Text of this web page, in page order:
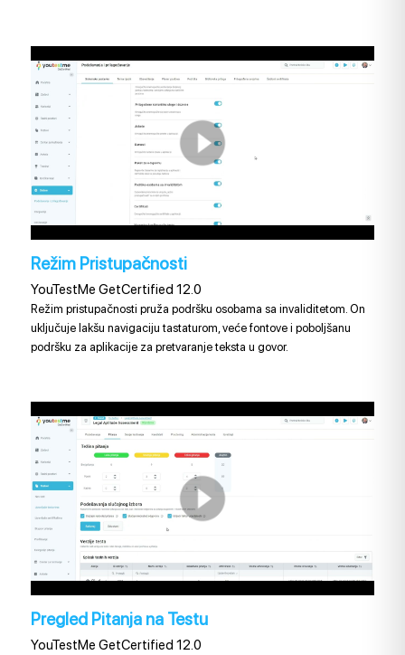
Režim Pristupačnosti
YouTestMe GetCertified 12.0
Režim pristupačnosti pruža podršku osobama sa invaliditetom. On
uključuje lakšu navigaciju tastaturom, veće fontove i poboljšanu
podršku za aplikacije za pretvaranje teksta u govor.
Pregled Pitanja na Testu
YouTestMe GetCertified 12.0